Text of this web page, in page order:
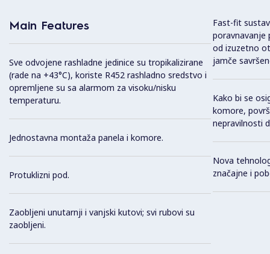
Main Features
Sve odvojene rashladne jedinice su tropikalizirane
(rade na +43°C), koriste R452 rashladno sredstvo i
opremljene su sa alarmom za visoku/nisku
temperaturu.
Jednostavna montaža panela i komore.
Protuklizni pod.
Zaobljeni unutarnji i vanjski kutovi; svi rubovi su
zaobljeni.
Fast-fit
poravnavanje
od izuzetno
jamče
Kako bi se
komore,
nepravilnosti
Nova
značajne i